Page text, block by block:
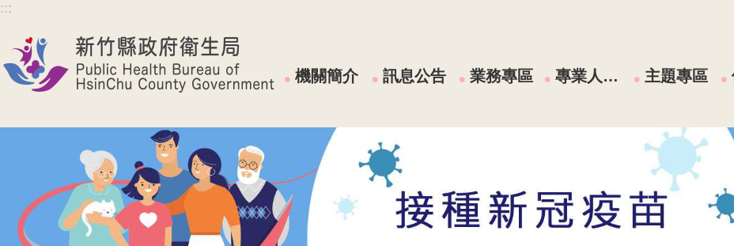
跳到主要內容區塊
:::
機關簡介 訊息公告 業務專區 專業人員區 主題專區